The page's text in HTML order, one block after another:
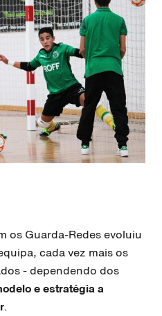
os Guarda-Redes evoluiu
cada vez mais os
- dependendo dos
e estratégia a
.